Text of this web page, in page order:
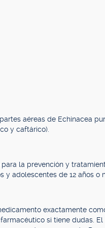
aéreas de Echinacea
y caftárico).
la prevención y
y adolescentes de 12 años o
exactamente
si tiene dudas.